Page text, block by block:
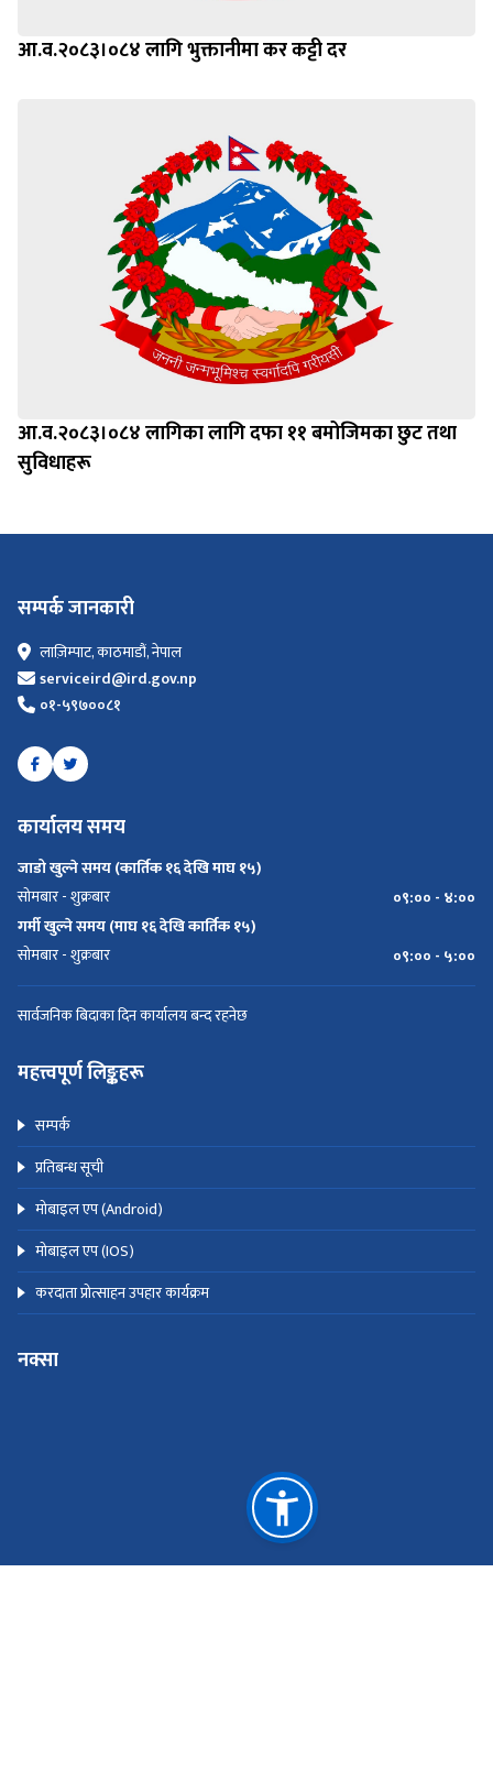
आ.व.२०८३।०८४ लागि भुक्तानीमा कर कट्टी दर
आ.व.२०८३।०८४ लागिका लागि दफा ११ बमोजिमका छुट तथा
सुविधाहरू
सम्पर्क जानकारी
लाज़िम्पाट, काठमाडौं, नेपाल
serviceird@ird.gov.np
०१-५९७००८१
कार्यालय समय
जाडो खुल्ने समय (कार्तिक १६ देखि माघ १५)
सोमबार - शुक्रबार
०९:०० - ४:००
गर्मी खुल्ने समय (माघ १६ देखि कार्तिक १५)
सोमबार - शुक्रबार
०९:०० - ५:००
सार्वजनिक बिदाका दिन कार्यालय बन्द रहनेछ
महत्त्वपूर्ण लिङ्कहरू
सम्पर्क
प्रतिबन्ध सूची
मोबाइल एप (Android)
मोबाइल एप (IOS)
करदाता प्रोत्साहन उपहार कार्यक्रम
नक्सा